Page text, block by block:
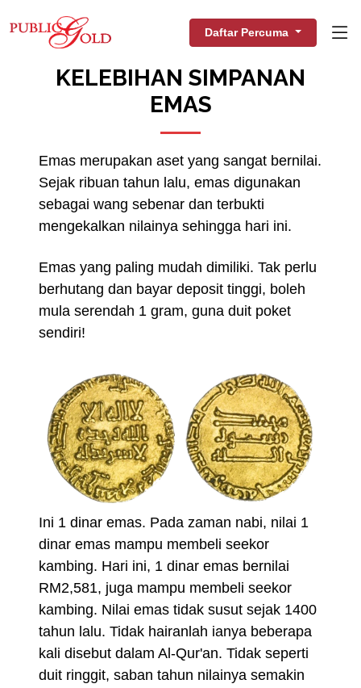
Daftar Percuma
KELEBIHAN SIMPANAN
EMAS
Emas merupakan aset yang sangat bernilai.
Sejak ribuan tahun lalu, emas digunakan
sebagai wang sebenar dan terbukti
mengekalkan nilainya sehingga hari ini.
Emas yang paling mudah dimiliki. Tak perlu
berhutang dan bayar deposit tinggi, boleh
mula serendah 1 gram, guna duit poket
sendiri!
Ini 1 dinar emas. Pada zaman nabi, nilai 1
dinar emas mampu membeli seekor
kambing. Hari ini, 1 dinar emas bernilai
RM2,581, juga mampu membeli seekor
kambing. Nilai emas tidak susut sejak 1400
tahun lalu. Tidak hairanlah ianya beberapa
kali disebut dalam Al-Qur'an. Tidak seperti
duit ringgit, saban tahun nilainya semakin